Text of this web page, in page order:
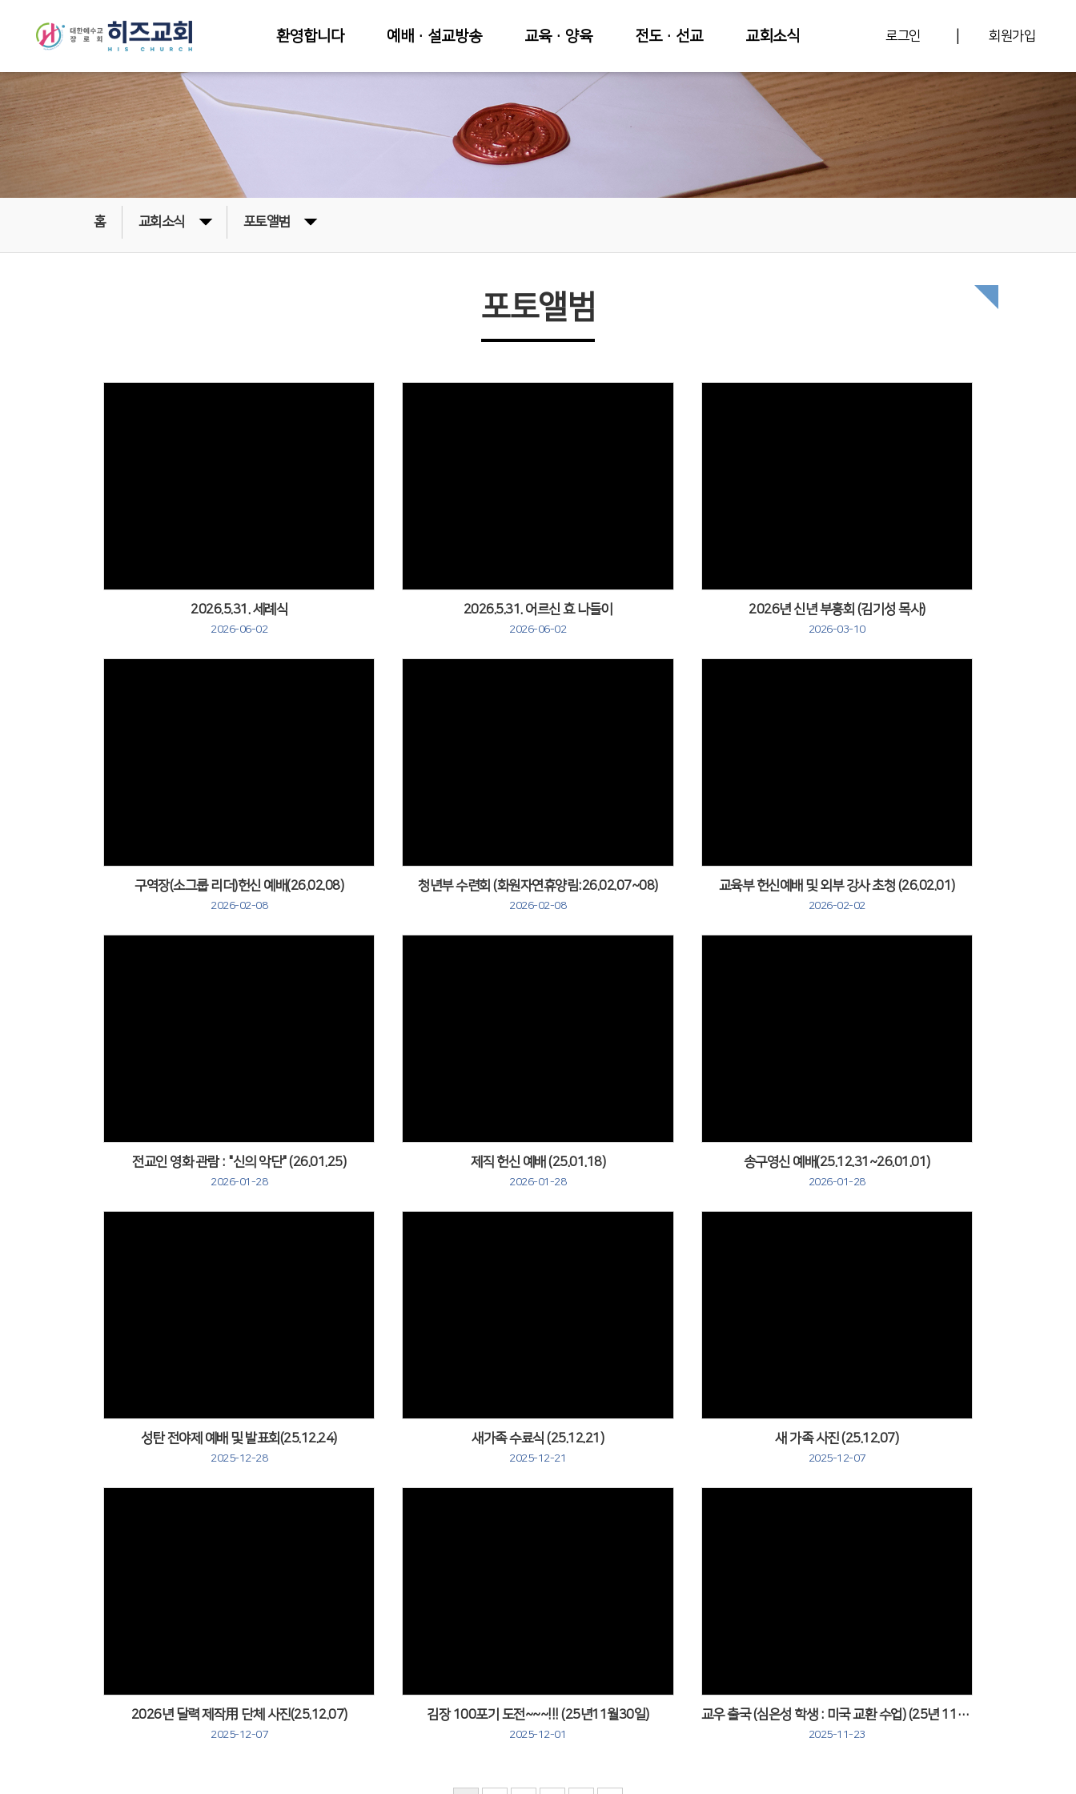
환영합니다 예배·설교방송 교육·양육 전도·선교 교회소식 로그인 회원가입
홈 교회소식 포토앨범
포토앨범
2026.5.31. 세례식
2026-06-02
2026.5.31. 어르신 효 나들이
2026-06-02
2026년 신년 부흥회 (김기성 목사)
2026-03-10
구역장(소그룹 리더)헌신 예배(26.02.08)
2026-02-08
청년부 수련회 (화원자연휴양림:26.02.07~08)
2026-02-08
교육부 헌신예배 및 외부 강사 초청 (26.02.01)
2026-02-02
전교인 영화 관람 : "신의 악단" (26.01.25)
2026-01-28
제직 헌신 예배 (25.01.18)
2026-01-28
송구영신 예배(25.12.31~26.01.01)
2026-01-28
성탄 전야제 예배 및 발표회(25.12.24)
2025-12-28
새가족 수료식 (25.12.21)
2025-12-21
새 가족 사진 (25.12.07)
2025-12-07
2026년 달력 제작用 단체 사진(25.12.07)
2025-12-07
김장 100포기 도전~~~!!! (25년11월30일)
2025-12-01
교우 출국 (심은성 학생 : 미국 교환 수업) (25년 11월 23일)
2025-11-23